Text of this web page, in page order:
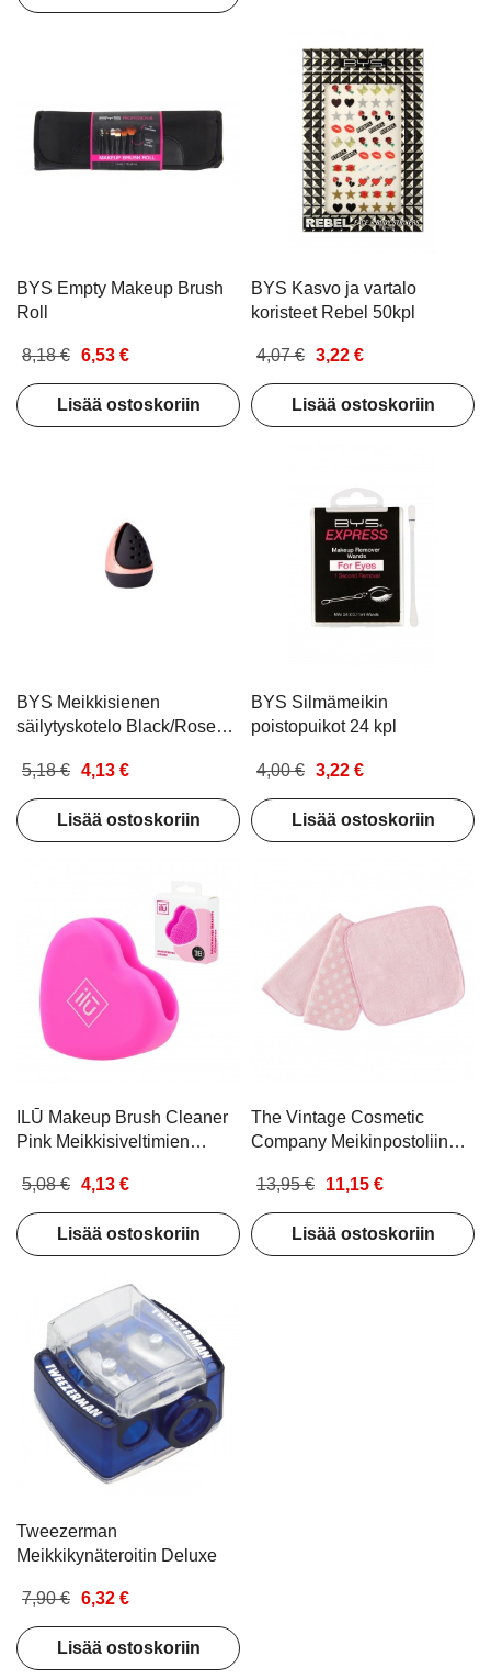
BYS Empty Makeup Brush
Roll
8,18 € 6,53 €
Lisää ostoskoriin
BYS Kasvo ja vartalo
koristeet Rebel 50kpl
4,07 € 3,22 €
Lisää ostoskoriin
BYS Meikkisienen
säilytyskotelo Black/Rose
5,18 € 4,13 €
Lisää ostoskoriin
BYS Silmämeikin
poistopuikot 24 kpl
4,00 € 3,22 €
Lisää ostoskoriin
ILŪ Makeup Brush Cleaner
Pink Meikkisiveltimien
5,08 € 4,13 €
Lisää ostoskoriin
The Vintage Cosmetic
Company Meikinpostoliina
13,95 €
11,15 €
Lisää ostoskoriin
Tweezerman
Meikkikynäteroitin Deluxe
7,90 € 6,32 €
Lisää ostoskoriin